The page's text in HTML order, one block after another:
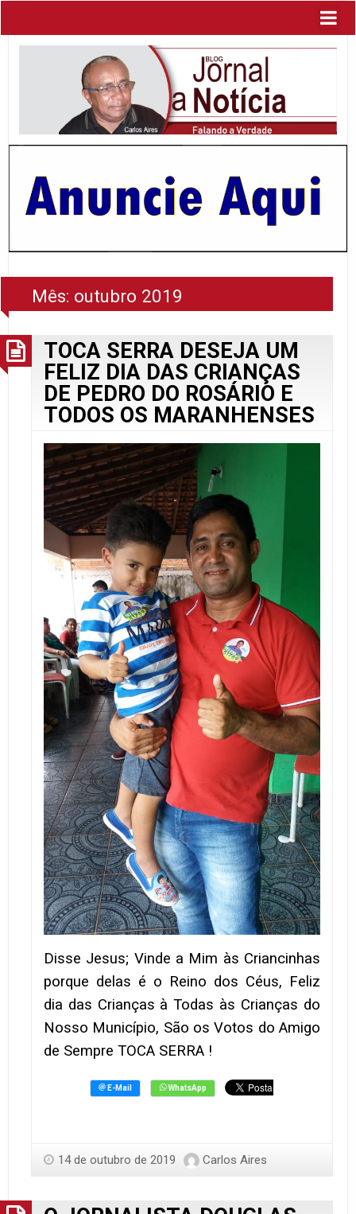
Mês: outubro 2019
TOCA SERRA DESEJA UM
FELIZ DIA DAS CRIANÇAS
DE PEDRO DO ROSÁRIO E
TODOS OS MARANHENSES
Disse Jesus; Vinde a Mim às Criancinhas
porque delas é o Reino dos Céus, Feliz
dia das Crianças à Todas às Crianças do
Nosso Município, São os Votos do Amigo
de Sempre TOCA SERRA !
14 de outubro de 2019 Carlos Aires